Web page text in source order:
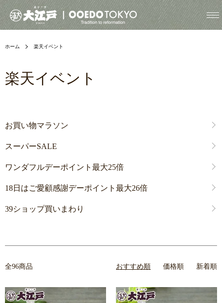
ホーム 楽天イベント
楽天イベント
お買い物マラソン
スーパーSALE
ワンダフルデーポイント最大25倍
18日はご愛顧感謝デーポイント最大26倍
39ショップ買いまわり
全96商品 おすすめ順 価格順 新着順